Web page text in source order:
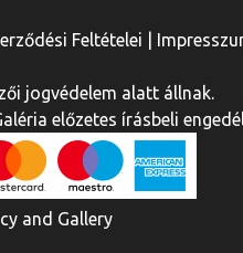
Feltételei
jogvédelem alatt állnak.
előzetes írásbeli
and Gallery